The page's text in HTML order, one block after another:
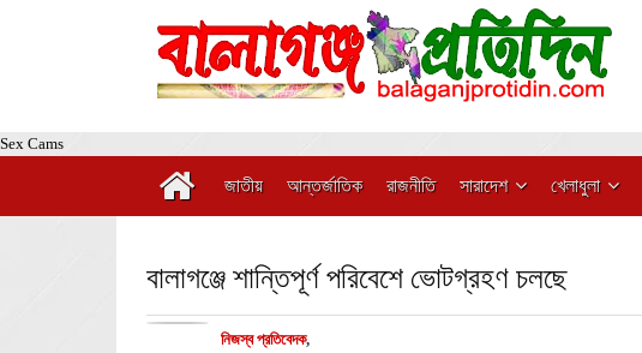
Sex Cams
জাতীয় আন্তর্জাতিক রাজনীতি সারাদেশ খেলাধুলা
বালাগঞ্জে শান্তিপূর্ণ পরিবেশে ভোটগ্রহণ চলছে
নিজস্ব প্রতিবেদক,